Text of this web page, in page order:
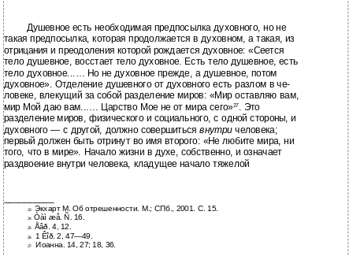
Душевное есть необходимая предпосылка духовного, но не
такая предпосылка, которая продолжается в духовном, а такая, из
отрицания и преодоления которой рождается духовное: «Сеется
тело душевное, восстает тело духовное. Есть тело душевное, есть
тело духовное...… Но не духовное прежде, а душевное, потом
духовное». Отделение душевного от духовного есть разлом в че-
ловеке, влекущий за собой разделение миров: «Мир оставляю вам,
мир Мой даю вам...… Царство Мое не от мира сего»27. Это
разделение миров, физического и социального, с одной стороны, и
духовного — с другой, должно совершитьсявнутричеловека;
первый должен быть отринут во имя второго: «Не любите мира, ни
того, что в мире». Начало жизни в духе, собственно, и означает
раздвоение внутри человека, кладущее начало тяжелой
__________
23 Экхарт М. Об отрешенности. М.; СПб., 2001. С. 15.
24 Òàì æå. Ñ. 16.
25 Åâð. 4, 12.
26 1 Êîð. 2,47—49.
27 Иоанна. 14, 27; 18, 36.